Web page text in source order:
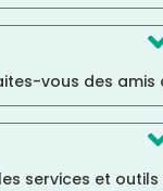
vous des
services et